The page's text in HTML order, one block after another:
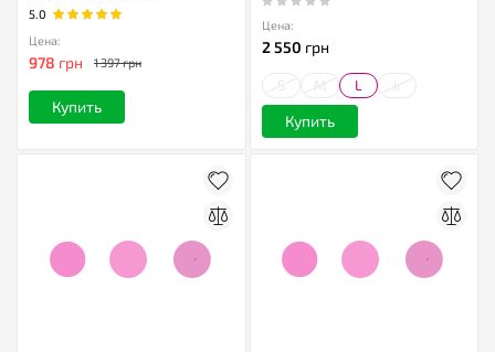
5.0
Цена:
978 грн 1 397 грн
Купить
Цена:
2 550 грн
L
Купить